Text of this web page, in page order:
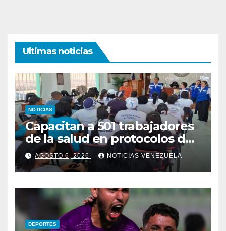
Ultimas noticias
NOTICIAS
Capacitan a 501 trabajadores
de la salud en protocolos de
vacunación para
campamentos
AGOSTO 6, 2026 NOTICIAS VENEZUELA
DEPORTES